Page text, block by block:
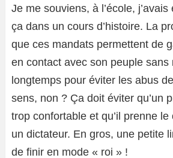
Je me souviens, à l’école,
ça dans un cours d’histoire. La
que ces mandats permettent de
en contact avec son peuple sans
longtemps pour éviter les abus
sens, non ? Ça doit éviter qu’un
trop confortable et qu’il prenne
un dictateur. En gros, une petite
de finir en mode « roi » !